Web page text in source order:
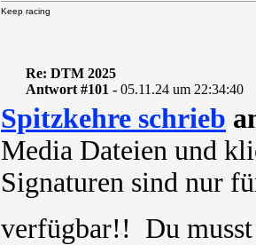
Keep racing
Re: DTM 2025
Antwort #101 - 05.11.24 um 22:34:40
Spitzkehre schrieb
Media Dateien und
Signaturen sind nur
verfügbar!! Du